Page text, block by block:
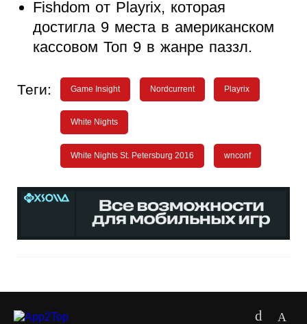
Fishdom от Playrix, которая
достигла 9 места в американском
кассовом Топ 9 в жанре паззл.
Теги: Game Insight Nordcurrent Playrix
White Nights
White Nights St. Petersburg 2016 wnconf